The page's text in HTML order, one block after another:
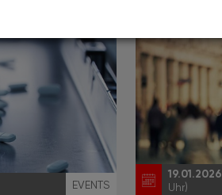
EVENTS
19.01.2026
Uhr)